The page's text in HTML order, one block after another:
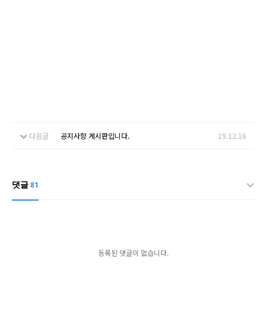
다음글 공지사항 게시판입니다. 19.12.16
댓글81
등록된 댓글이 없습니다.